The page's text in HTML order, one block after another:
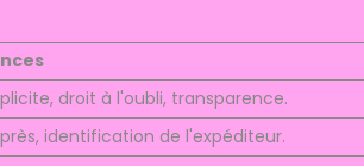
droit à l'oubli, transparence.
identification de l'expéditeur.